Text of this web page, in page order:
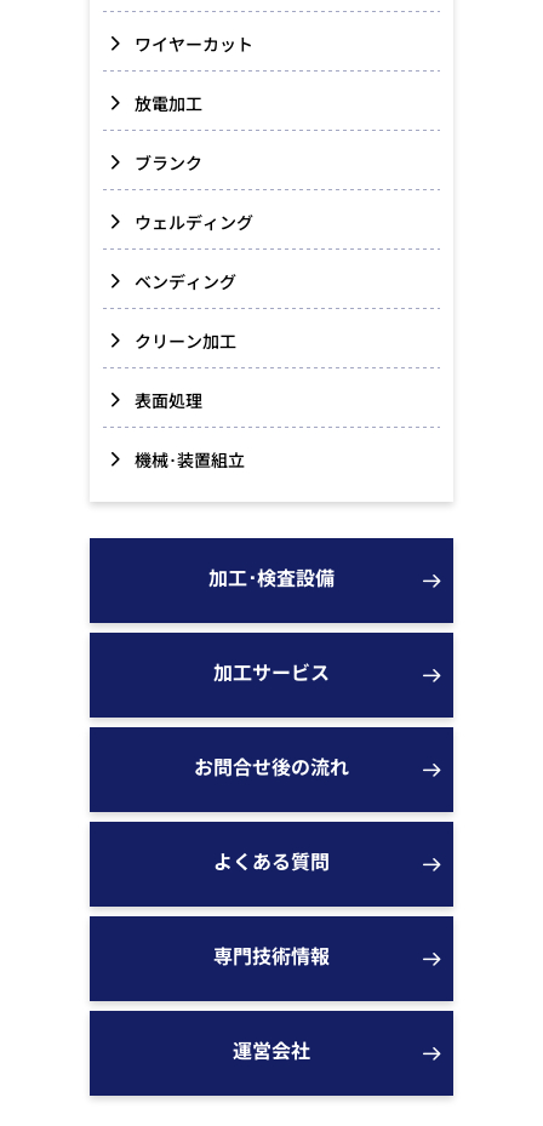
ワイヤーカット
放電加工
ブランク
ウェルディング
ベンディング
クリーン加工
表面処理
機械･装置組立
加工･検査設備
加工サービス
お問合せ後の流れ
よくある質問
専門技術情報
運営会社